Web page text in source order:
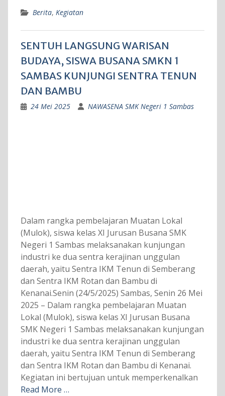
Berita, Kegiatan
SENTUH LANGSUNG WARISAN
BUDAYA, SISWA BUSANA SMKN 1
SAMBAS KUNJUNGI SENTRA TENUN
DAN BAMBU
24 Mei 2025 NAWASENA SMK Negeri 1 Sambas
Dalam rangka pembelajaran Muatan Lokal
(Mulok), siswa kelas XI Jurusan Busana SMK
Negeri 1 Sambas melaksanakan kunjungan
industri ke dua sentra kerajinan unggulan
daerah, yaitu Sentra IKM Tenun di Semberang
dan Sentra IKM Rotan dan Bambu di
Kenanai.Senin (24/5/2025) Sambas, Senin 26 Mei
2025 – Dalam rangka pembelajaran Muatan
Lokal (Mulok), siswa kelas XI Jurusan Busana
SMK Negeri 1 Sambas melaksanakan kunjungan
industri ke dua sentra kerajinan unggulan
daerah, yaitu Sentra IKM Tenun di Semberang
dan Sentra IKM Rotan dan Bambu di Kenanai.
Kegiatan ini bertujuan untuk memperkenalkan
Read More …